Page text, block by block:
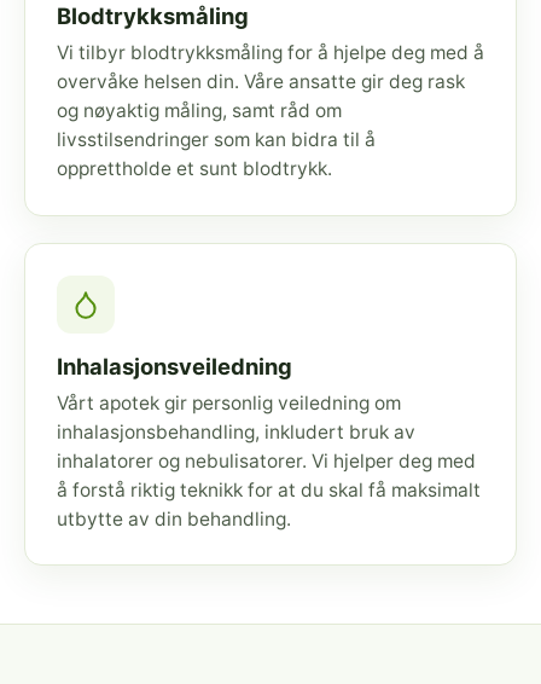
Blodtrykksmåling
Vi tilbyr blodtrykksmåling for å hjelpe deg med å
overvåke helsen din. Våre ansatte gir deg rask
og nøyaktig måling, samt råd om
livsstilsendringer som kan bidra til å
opprettholde et sunt blodtrykk.
Inhalasjonsveiledning
Vårt apotek gir personlig veiledning om
inhalasjonsbehandling, inkludert bruk av
inhalatorer og nebulisatorer. Vi hjelper deg med
å forstå riktig teknikk for at du skal få maksimalt
utbytte av din behandling.